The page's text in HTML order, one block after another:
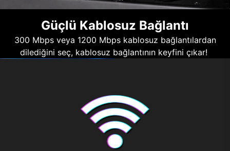
Güçlü Kablosuz Bağlantı
300 Mbps veya 1200 Mbps kablosuz bağlantılardan
dilediğini seç, kablosuz bağlantının keyfini çıkar!